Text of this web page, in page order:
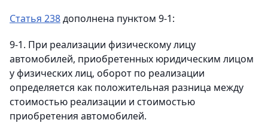
Статья 238дополнена пунктом 9-1:
9-1. При реализации физическому лицу
автомобилей, приобретенных юридическим лицом
у физических лиц, оборот по реализации
определяется как положительная разница между
стоимостью реализации и стоимостью
приобретения автомобилей.